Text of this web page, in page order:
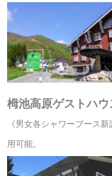
栂池高原ゲストハ
《男女各シャワーブース
用可能。